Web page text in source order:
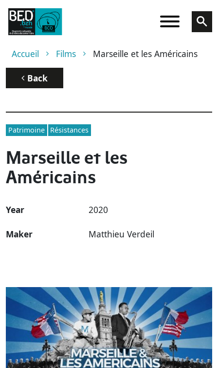
Skip to main content
Breadcrumb
Accueil Films Marseille et les Américains
Back
Patrimoine Résistances
Marseille et les
Américains
Year 2020
Maker Matthieu Verdeil